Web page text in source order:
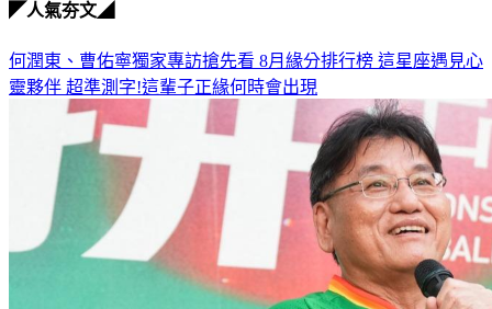
◤人氣夯文◢
何潤東、曹佑寧獨家專訪搶先看 8月緣分排行榜 這星座遇見心
靈夥伴 超準測字!這輩子正緣何時會出現